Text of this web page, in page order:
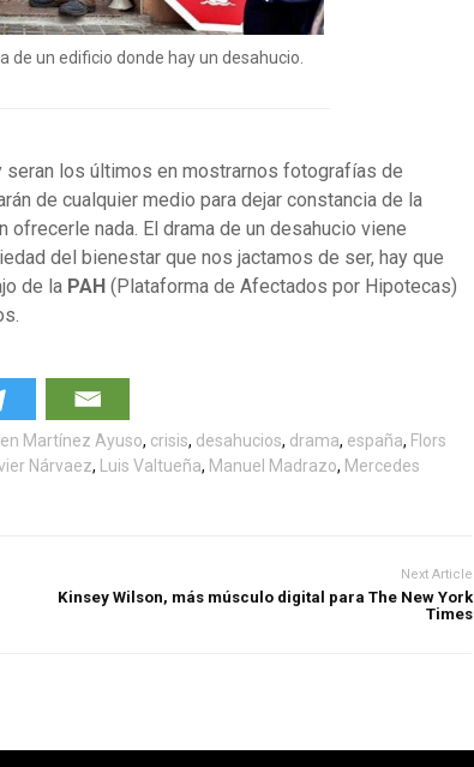
de un edificio donde hay un desahucio.
los últimos en mostrarnos fotografías de
de cualquier medio para dejar constancia de la
ofrecerle nada. El drama de un desahucio viene
del bienestar que nos jactamos de ser, hay que
de la PAH (Plataforma de Afectados por Hipotecas)
Martínez Ayuso, crisis, desahucios, drama, españa, Flors
Nárvaez, Luis Valtueña, Manuel Madrazo, Mercedes
Next Article
Kinsey Wilson, más músculo digital para The New York
Times